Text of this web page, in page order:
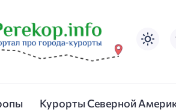
Курорты Северной